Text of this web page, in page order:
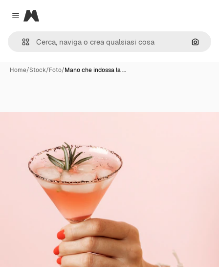
Close menu
Magnific
Cerca
Home/Stock/Foto/Mano che indossa la …